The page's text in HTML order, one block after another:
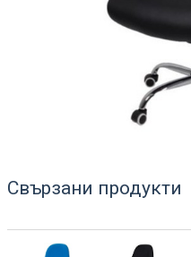
Свързани продукти